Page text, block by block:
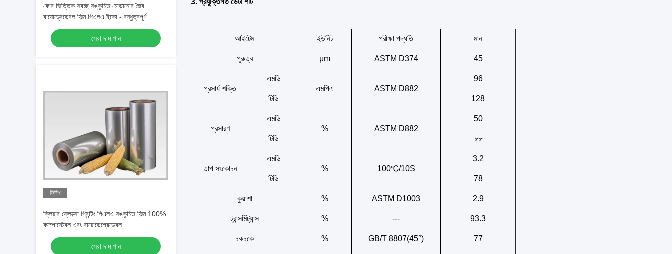
কোর ভিত্তিক স্বচ্ছ সঙ্কুচিত মোড়ানোর জৈব
বায়োড্রেডেবল ফিল্ম পিএলএ ইকো - বন্ধুত্বপূর্ণ
সেরা দাম পান
ভিডিও
ক্লিয়ার ফ্লেক্সো প্রিন্টিং পিএলএ সঙ্কুচিত ফিল্ম 100%
কম্পোস্টেবল এবং বায়োডেগ্রেডেবল
সেরা দাম পান
3. প্রযুক্তিগত ডেটা শীট
আইটেম ইউনিট পরীক্ষা পদ্ধতি মান
পুরুত্ব μm ASTM D374 45
প্রসার্য শক্তি
এমডি
এমপিএ
ASTM D882
96
টিডি 128
প্রসারণ
এমডি
%
ASTM D882
50
টিডি ৮৮
তাপ সংকোচন
এমডি
%
100℃/10S
3.2
টিডি 78
কুয়াশা % ASTM D1003 2.9
ট্রান্সমিট্যান্স % --- 93.3
চকচকে % GB/T 8807(45°) 77